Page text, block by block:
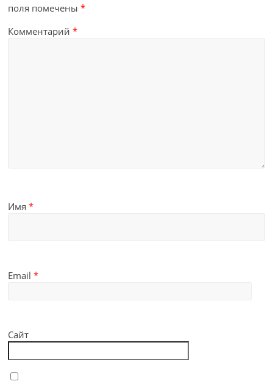
поля помечены*
Комментарий*
Имя*
Email*
Сайт